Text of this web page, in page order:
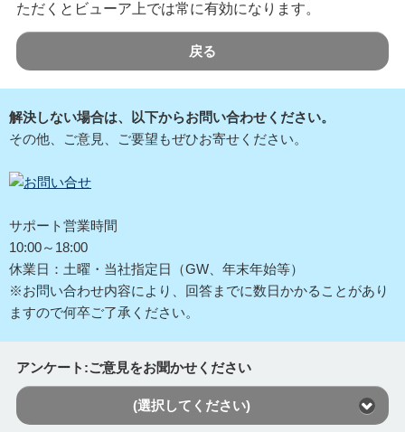
ただくとビューア上では常に有効になります。
戻る
解決しない場合は、以下からお問い合わせください。
その他、ご意見、ご要望もぜひお寄せください。
サポート営業時間
10:00～18:00
休業日：土曜・当社指定日（GW、年末年始等）
※お問い合わせ内容により、回答までに数日かかることがあり
ますので何卒ご了承ください。
アンケート:ご意見をお聞かせください
(選択してください)